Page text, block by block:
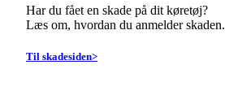
Har du fået en skade på dit køretøj?
Læs om, hvordan du anmelder skaden.
Til skadesiden>